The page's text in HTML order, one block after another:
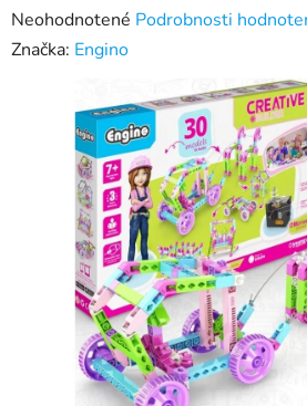
Priemerné
hodnotenie
hviezdičiek.
Neohodnotené Podrobnosti
Značka: Engino